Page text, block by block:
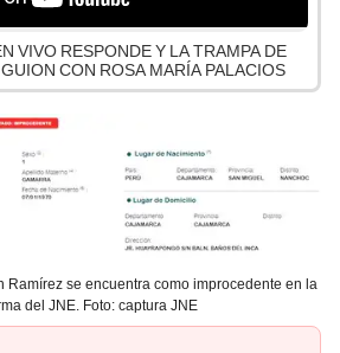
VIVO RESPONDE Y LA TRAMPA DE
CON ROSA MARÍA PALACIOS
Ramírez se encuentra como improcedente en la
del JNE. Foto: captura JNE